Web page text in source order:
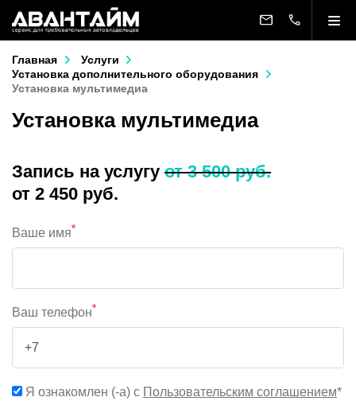
Главная
Услуги
Установка дополнительного оборудования
Установка мультимедиа
Установка мультимедиа
Запись на услугу от 3 500 руб.
от 2 450 руб.
Ваше имя*
Ваш телефон*
Я ознакомлен (-а) с Пользовательским соглашением*